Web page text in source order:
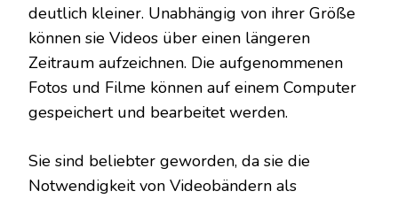
deutlich kleiner. Unabhängig von ihrer Größe
können sie Videos über einen längeren
Zeitraum aufzeichnen. Die aufgenommenen
Fotos und Filme können auf einem Computer
gespeichert und bearbeitet werden.
Sie sind beliebter geworden, da sie die
Notwendigkeit von Videobändern als